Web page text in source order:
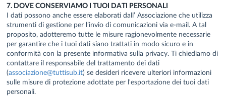
7. DOVE CONSERVIAMO I TUOI DATI PERSONALI
I dati possono anche essere elaborati dall’ Associazione che utilizza
strumenti di gestione per l’invio di comunicazioni via e-mail. A tal
proposito, adotteremo tutte le misure ragionevolmente necessarie
per garantire che i tuoi dati siano trattati in modo sicuro e in
conformità con la presente informativa sulla privacy. Ti chiediamo di
contattare il responsabile del trattamento dei dati
(associazione@tuttisub.it) se desideri ricevere ulteriori informazioni
sulle misure di protezione adottate per l'esportazione dei tuoi dati
personali.